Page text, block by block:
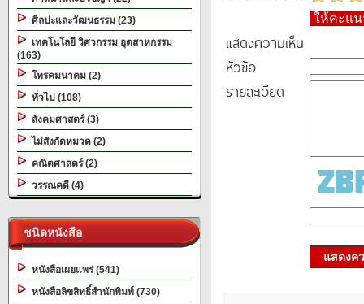
ศิลปะและวัฒนธรรม (23)
เทคโนโลยี วิศวกรรม อุตสาหกรรม
(163)
โทรคมนาคม (2)
ทั่วไป (108)
สังคมศาสตร์ (3)
ไม่สังกัดหมวด (2)
คณิตศาสตร์ (2)
วรรณคดี (4)
ชนิดหนังสือ
หนังสือเผยแพร่ (541)
หนังสือลิขสิทธิ์สำนักพิมพ์ (730)
ให้คะแ
แสดงความเห็น
หัวข้อ
รายละเอียด
แสดงค